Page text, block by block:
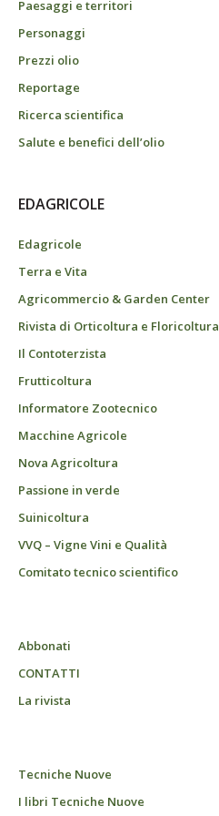
Paesaggi e territori
Personaggi
Prezzi olio
Reportage
Ricerca scientifica
Salute e benefici dell’olio
EDAGRICOLE
Edagricole
Terra e Vita
Agricommercio & Garden Center
Rivista di Orticoltura e Floricoltura
Il Contoterzista
Frutticoltura
Informatore Zootecnico
Macchine Agricole
Nova Agricoltura
Passione in verde
Suinicoltura
VVQ – Vigne Vini e Qualità
Comitato tecnico scientifico
Abbonati
CONTATTI
La rivista
Tecniche Nuove
I libri Tecniche Nuove